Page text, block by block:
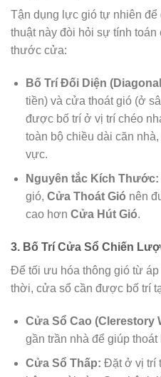
Tận dụng lực gió tự nhiên
thuật này đòi hỏi sự tính toán
thước cửa:
Bố Trí Đối Diện
tiền) và cửa thoát gió (ở
được bố trí ở vị trí chéo
toàn bộ chiều dài căn
vực.
Nguyên tắc Kích Thước:
gió, Cửa Thoát Gió nên
cao hơn Cửa Hút Gió.
3. Bố Trí Cửa Sổ Chiến
Để tối ưu hóa thông gió từ
thời, cửa sổ cần được bố trí
Cửa Sổ Cao (Clerestory
gần trần nhà để giúp
Cửa Sổ Thấp: Đặt ở vị trí